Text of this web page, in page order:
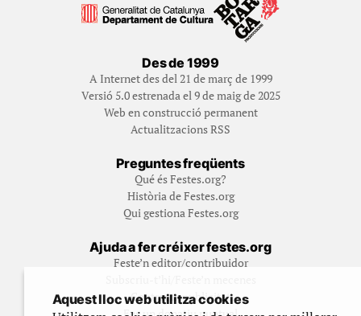
Des de 1999
A Internet des del 21 de març de 1999
Versió 5.0 estrenada el 9 de maig de 2025
Web en construcció permanent
Actualitzacions RSS
Preguntes freqüents
Qué és Festes.org?
Història de Festes.org
Qui gestiona Festes.org
Ajuda a fer créixer festes.org
Feste’n editor/contribuidor
Contracta publicitat
Aquest lloc web utilitza cookies